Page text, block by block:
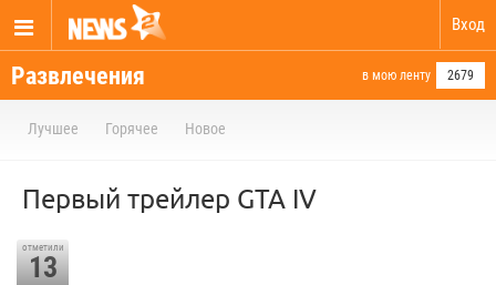
Вход
Развлечения в мою ленту 2679
Лучшее Горячее Новое
Первый трейлер GTA IV
отметили
13